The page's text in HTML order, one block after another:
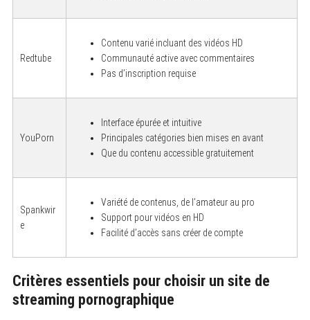
Redtube
Contenu varié incluant des vidéos HD
Communauté active avec commentaires
Pas d’inscription requise
YouPorn
Interface épurée et intuitive
Principales catégories bien mises en avant
Que du contenu accessible gratuitement
Spankwir
e
Variété de contenus, de l’amateur au pro
Support pour vidéos en HD
Facilité d’accès sans créer de compte
Critères essentiels pour choisir un site de
streaming pornographique